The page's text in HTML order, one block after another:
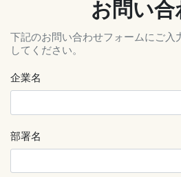
お問い合
下記のお問い合わせフォームにご入
してください。
企業名
部署名